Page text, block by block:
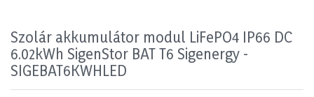
Szolár akkumulátor modul LiFePO4 IP66 DC
6.02kWh SigenStor BAT T6 Sigenergy -
SIGEBAT6KWHLED